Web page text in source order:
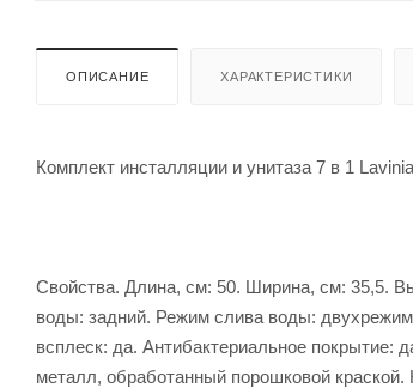
ОПИСАНИЕ ХАРАКТЕРИСТИКИ
Комплект инсталляции и унитаза 7 в 1
Свойства. Длина, см: 50. Ширина, см: 35,5.
воды: задний. Режим слива воды:
всплеск: да. Антибактериальное
металл, обработанный порошковой